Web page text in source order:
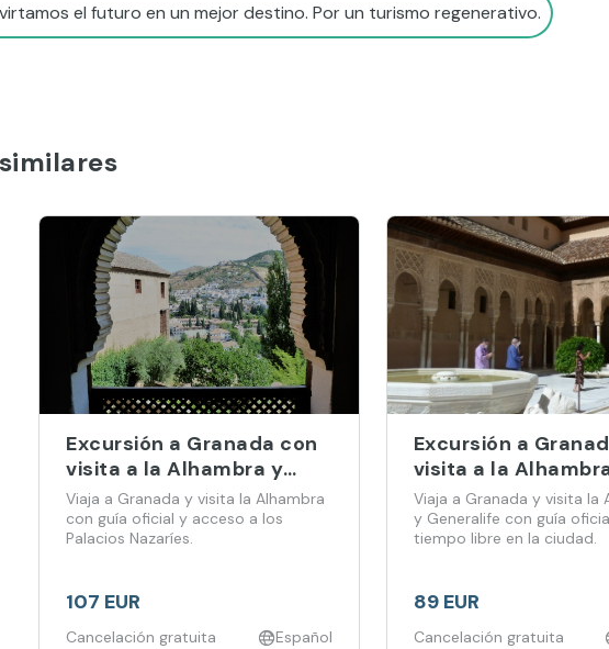
el futuro en un mejor destino. Por un turismo regenerativo.
Excursión a Granada con
visita a la Alhambra y
Palacios Nazaríes desde
Málaga
Viaja a Granada y visita la Alhambra
con guía oficial y acceso a los
Palacios Nazaríes.
107 EUR
Cancelación gratuita Español
Excursión a
visita a la
Palacios Nazaríes
Málaga
Viaja a Granada y visita la
y Generalife con guía
tiempo libre en la ciudad.
89 EUR
Cancelación gratuita